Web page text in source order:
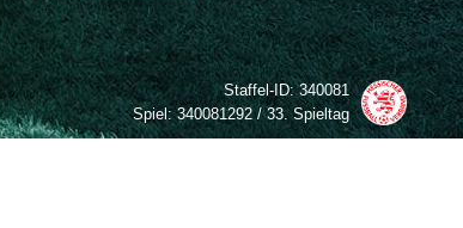
Staffel-ID:340081
Spiel:340081292 / 33. Spieltag